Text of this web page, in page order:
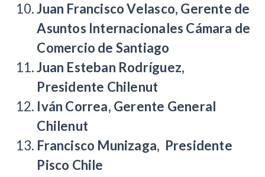
Juan Francisco Velasco, Gerente de
Asuntos Internacionales Cámara de
Comercio de Santiago
Juan Esteban Rodríguez,
Presidente Chilenut
Iván Correa, Gerente General
Chilenut
Francisco Munizaga, Presidente
Pisco Chile